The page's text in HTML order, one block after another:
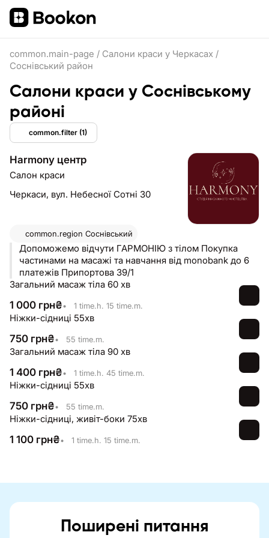
common.main-page / Салони краси у Черкасах /
Соснівський район
Салони краси у Соснівському
районі
common.filter (1)
Harmony центр
Салон краси
Черкаси, вул. Небесної Сотні 30
common.region Соснівський
Допоможемо відчути ГАРМОНІЮ з тілом Покупка
частинами на масажі та навчання від monobank до 6
платежів Припортова 39/1
Загальний масаж тіла 60 хв
1 000 грн₴• 1 time.h. 15 time.m.
Ніжки-сідниці 55хв
750 грн₴• 55 time.m.
Загальний масаж тіла 90 хв
1 400 грн₴• 1 time.h. 45 time.m.
Ніжки-сідниці 55хв
750 грн₴• 55 time.m.
Ніжки-сідниці, живіт-боки 75хв
1 100 грн₴• 1 time.h. 15 time.m.
Поширені питання